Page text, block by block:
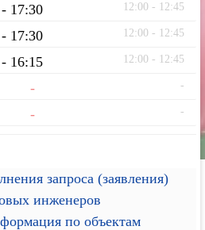
17:30 12:00 - 12:45
17:30 12:00 - 12:45
16:15 12:00 - 12:45
- -
- -
запроса (заявления)
инженеров
по объектам